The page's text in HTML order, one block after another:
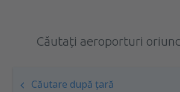
Căutați aeroporturi
Căutare după țară